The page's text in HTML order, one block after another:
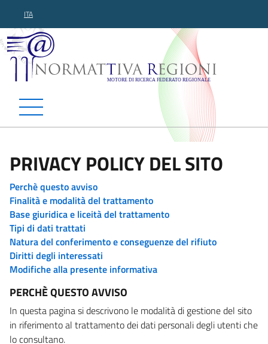
ITA
Normattiva Regioni -
PRIVACY POLICY DEL SITO
Perchè questo avviso
Finalità e modalità del trattamento
Base giuridica e liceità del trattamento
Tipi di dati trattati
Natura del conferimento e conseguenze del rifiuto
Diritti degli interessati
Modifiche alla presente informativa
PERCHÈ QUESTO AVVISO
In questa pagina si descrivono le modalità di gestione del sito
in riferimento al trattamento dei dati personali degli utenti che
lo consultano.